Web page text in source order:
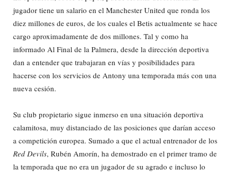
jugador tiene un salario en el Manchester United que ronda los
diez millones de euros, de los cuales el Betis actualmente se hace
cargo aproximadamente de dos millones. Tal y como ha
informado Al Final de la Palmera, desde la dirección deportiva
dan a entender que trabajaran en vías y posibilidades para
hacerse con los servicios de Antony una temporada más con una
nueva cesión.
Su club propietario sigue inmerso en una situación deportiva
calamitosa, muy distanciado de las posiciones que darían acceso
a competición europea. Sumado a que el actual entrenador de los
Red Devils, Rubén Amorín, ha demostrado en el primer tramo de
la temporada que no era un jugador de su agrado e incluso lo